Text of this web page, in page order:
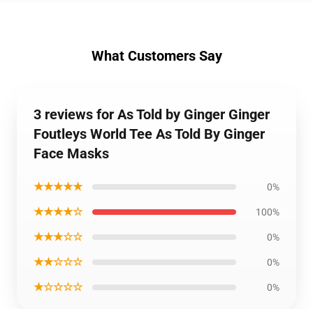
What Customers Say
3 reviews for As Told by Ginger Ginger
Foutleys World Tee As Told By Ginger
Face Masks
★★★★★ 0%
★★★★☆ 100%
★★★☆☆ 0%
★★☆☆☆ 0%
★☆☆☆☆ 0%